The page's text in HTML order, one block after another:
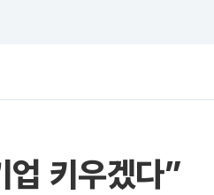
키우겠다”